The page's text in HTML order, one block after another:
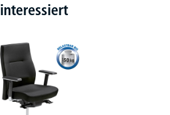
interessiert